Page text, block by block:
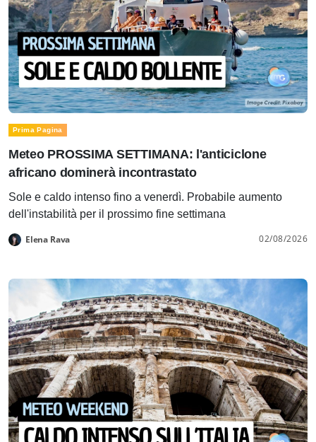
Prima Pagina
Meteo PROSSIMA SETTIMANA: l'anticiclone
africano dominerà incontrastato
Sole e caldo intenso fino a venerdì. Probabile aumento
dell'instabilità per il prossimo fine settimana
Elena Rava 02/08/2026